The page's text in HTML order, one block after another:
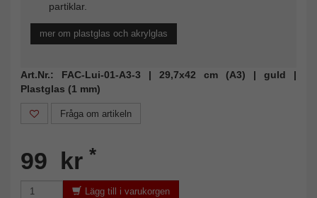
partiklar.
mer om plastglas och akrylglas
Art.Nr.: FAC-Lui-01-A3-3 | 29,7x42 cm (A3) | guld |
Plastglas (1 mm)
Fråga om artikeln
99 kr *
Lägg till i varukorgen